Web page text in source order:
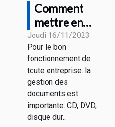
Comment
mettre en
place un
meilleur
système
d'archivage
électronique ?
Jeudi 16/11/2023
Pour le bon
fonctionnement de
toute entreprise, la
gestion des
documents est
importante. CD, DVD,
disque dur...